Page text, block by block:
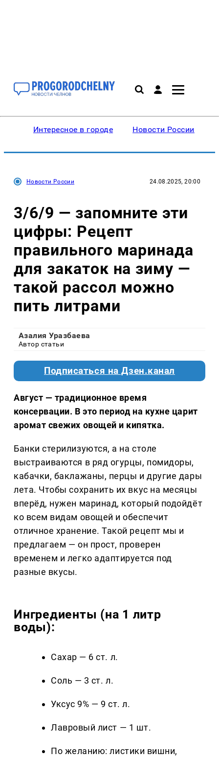
Интересное в городе Новости России
Новости России 24.08.2025, 20:00
3/6/9 — запомните эти
цифры: Рецепт
правильного маринада
для закаток на зиму —
такой рассол можно
пить литрами
Азалия Уразбаева
Автор статьи
Подписаться на Дзен.канал
Август — традиционное время
консервации. В это период на кухне царит
аромат свежих овощей и кипятка.
Банки стерилизуются, а на столе
выстраиваются в ряд огурцы, помидоры,
кабачки, баклажаны, перцы и другие дары
лета. Чтобы сохранить их вкус на месяцы
вперёд, нужен маринад, который подойдёт
ко всем видам овощей и обеспечит
отличное хранение. Такой рецепт мы и
предлагаем — он прост, проверен
временем и легко адаптируется под
разные вкусы.
Ингредиенты (на 1 литр
воды):
Сахар — 6 ст. л.
Соль — 3 ст. л.
Уксус 9% — 9 ст. л.
Лавровый лист — 1 шт.
По желанию: листики вишни,